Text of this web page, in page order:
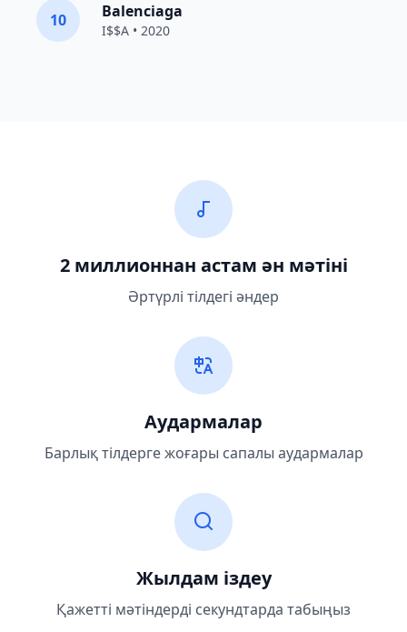
10 Balenciaga
I$$A • 2020
2 миллионнан астам ән мәтіні
Әртүрлі тілдегі әндер
Аудармалар
Барлық тілдерге жоғары сапалы аудармалар
Жылдам іздеу
Қажетті мәтіндерді секундтарда табыңыз